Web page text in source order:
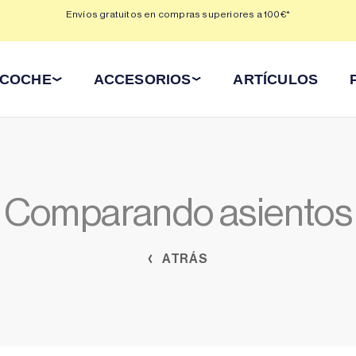
Envíos gratuitos en compras superiores a 100€*
ACCESORIOS ARTÍCULOS
Comparando asientos
ATRÁS